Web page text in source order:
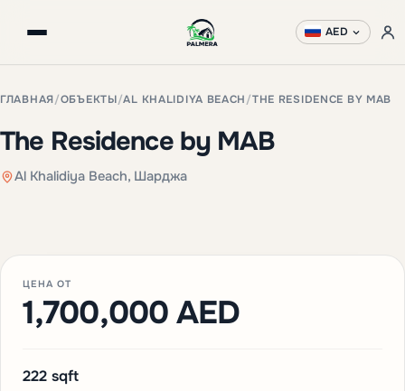
AED
ГЛАВНАЯ/ОБЪЕКТЫ/AL KHALIDIYA BEACH /THE RESIDENCE BY MAB
The Residence by MAB
Al Khalidiya Beach, Шарджа
ЦЕНА ОТ
1,700,000 AED
222 sqft